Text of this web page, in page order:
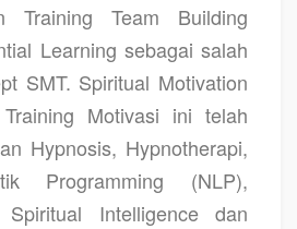
Training Team Building
Learning sebagai salah
SMT. Spiritual Motivation
Motivasi ini telah
Hypnosis, Hypnotherapi,
Programming (NLP),
Intelligence dan